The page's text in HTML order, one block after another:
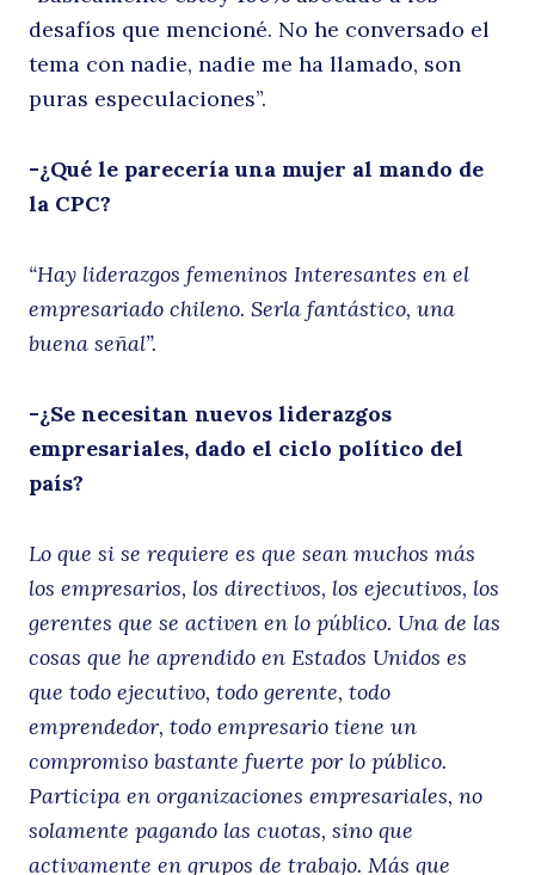
desafíos que mencioné. No he conversado el
tema con nadie, nadie me ha llamado, son
puras especulaciones”.
-¿Qué le parecería una mujer al mando de
la CPC?
“Hay liderazgos femeninos Interesantes en el
empresariado chileno. Serla fantástico, una
buena señal”.
-¿Se necesitan nuevos liderazgos
empresariales, dado el ciclo político del
país?
Lo que si se requiere es que sean muchos más
los empresarios, los directivos, los ejecutivos, los
gerentes que se activen en lo público. Una de las
cosas que he aprendido en Estados Unidos es
que todo ejecutivo, todo gerente, todo
emprendedor, todo empresario tiene un
compromiso bastante fuerte por lo público.
Participa en organizaciones empresariales, no
solamente pagando las cuotas, sino que
activamente en grupos de trabajo. Más que